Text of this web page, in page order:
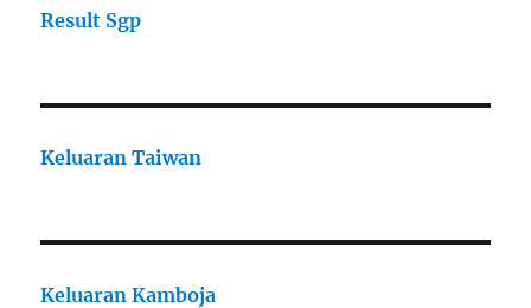
Result Sgp
Keluaran Taiwan
Keluaran Kamboja